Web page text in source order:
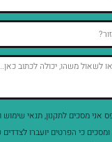
אני מסכים לתקנון, תנאי שימוש
כי הפרטים יועברו לצדדים